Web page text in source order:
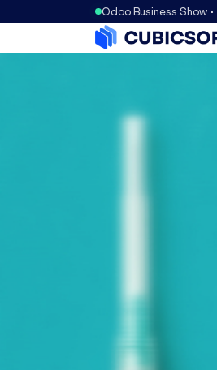
Odoo Business Show